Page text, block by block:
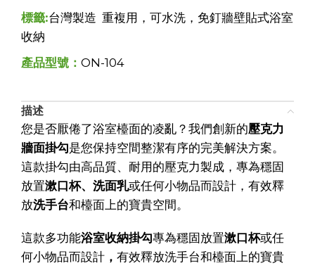
標籤:台灣製造 重複用，可水洗，免釘牆壁貼式浴室
收納
產品型號： ON-104
描述
您是否厭倦了浴室檯面的凌亂？我們創新的壓克力
牆面掛勾是您保持空間整潔有序的完美解決方案。
這款掛勾由高品質、耐用的壓克力製成，專為穩固
放置漱口杯、洗面乳或任何小物品而設計，有效釋
放洗手台和檯面上的寶貴空間。
這款多功能浴室收納掛勾專為穩固放置漱口杯或任
何小物品而設計 ， 有效釋放洗手台和檯面上的寶貴